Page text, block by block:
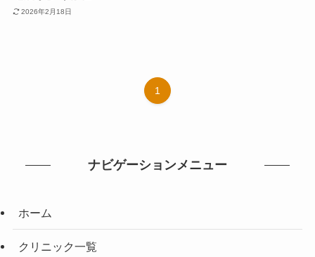
2026年2月18日
1
ナビゲーションメニュー
ホーム
クリニック一覧